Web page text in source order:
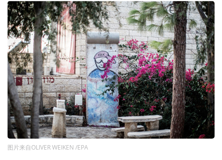
图片来自OLIVER WEIKEN /EPA